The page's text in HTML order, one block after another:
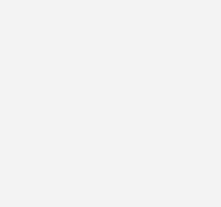
wird für die so genannten
eingerechnet. Und der ist eben
alle angeschlossenen
benutzt. Und dieser Fall tritt nur
wäre eine Reihenduschanlage in
20 Duschen tatsächlich auch 20
Ein Wohnhaus wird aber
aller Entnahmearmaturen